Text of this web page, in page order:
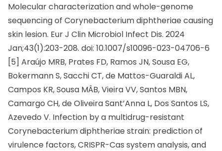
Molecular characterization and whole-genome
sequencing of Corynebacterium diphtheriae causing
skin lesion. Eur J Clin Microbiol Infect Dis. 2024
Jan;43(1):203-208. doi: 10.1007/s10096-023-04706-6
[5] Araújo MRB, Prates FD, Ramos JN, Sousa EG,
Bokermann S, Sacchi CT, de Mattos-Guaraldi AL,
Campos KR, Sousa MÂB, Vieira VV, Santos MBN,
Camargo CH, de Oliveira Sant’Anna L, Dos Santos LS,
Azevedo V. Infection by a multidrug-resistant
Corynebacterium diphtheriae strain: prediction of
virulence factors, CRISPR-Cas system analysis, and